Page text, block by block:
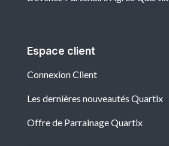
Espace client
Connexion Client
Les dernières nouveautés Quartix
Offre de Parrainage Quartix